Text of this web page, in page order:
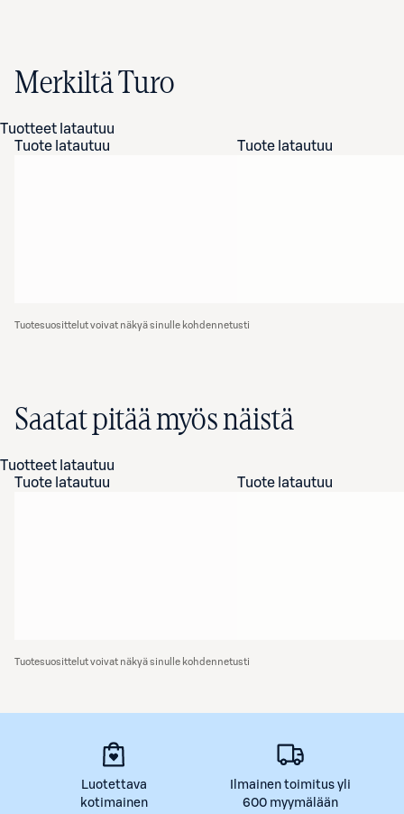
Merkiltä Turo
Tuotteet latautuu
Tuote latautuu
Tuote latautuu
Tuotesuosittelut voivat näkyä sinulle kohdennetusti
Saatat pitää myös näistä
Tuotteet latautuu
Tuote latautuu
Tuote latautuu
Tuotesuosittelut voivat näkyä sinulle kohdennetusti
Luotettava
kotimainen
Ilmainen toimitus yli
600 myymälään